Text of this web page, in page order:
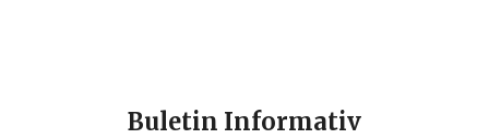
Buletin Informativ